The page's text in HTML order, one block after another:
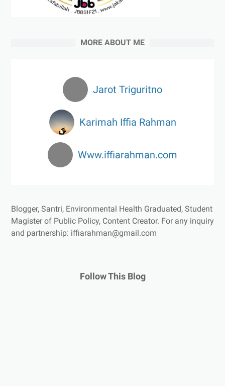
MORE ABOUT ME
Jarot Triguritno
Karimah Iffia Rahman
Www.iffiarahman.com
Blogger, Santri, Environmental Health Graduated, Student
Magister of Public Policy, Content Creator. For any inquiry
and partnership: iffiarahman@gmail.com
Follow This Blog